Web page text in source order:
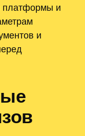
платформы и
и